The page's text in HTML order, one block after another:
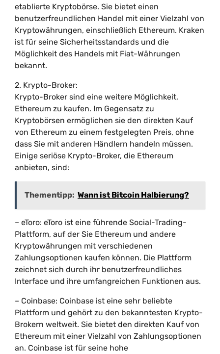
etablierte Kryptobörse. Sie bietet einen
benutzerfreundlichen Handel mit einer Vielzahl von
Kryptowährungen, einschließlich Ethereum. Kraken
ist für seine Sicherheitsstandards und die
Möglichkeit des Handels mit Fiat-Währungen
bekannt.
2. Krypto-Broker:
Krypto-Broker sind eine weitere Möglichkeit,
Ethereum zu kaufen. Im Gegensatz zu
Kryptobörsen ermöglichen sie den direkten Kauf
von Ethereum zu einem festgelegten Preis, ohne
dass Sie mit anderen Händlern handeln müssen.
Einige seriöse Krypto-Broker, die Ethereum
anbieten, sind:
Thementipp: Wann ist Bitcoin Halbierung?
– eToro: eToro ist eine führende Social-Trading-
Plattform, auf der Sie Ethereum und andere
Kryptowährungen mit verschiedenen
Zahlungsoptionen kaufen können. Die Plattform
zeichnet sich durch ihr benutzerfreundliches
Interface und ihre umfangreichen Funktionen aus.
– Coinbase: Coinbase ist eine sehr beliebte
Plattform und gehört zu den bekanntesten Krypto-
Brokern weltweit. Sie bietet den direkten Kauf von
Ethereum mit einer Vielzahl von Zahlungsoptionen
an. Coinbase ist für seine hohe